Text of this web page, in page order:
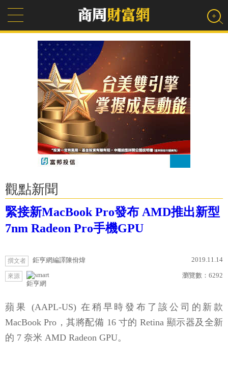
觀點新聞
緊接新MacBook Pro發布 AMD推出新型
7nm Radeon Pro手機GPU
撰文者 鉅亨網編譯陳佾煒 2019.11.14
來源
鉅亨網
瀏覽數： 6292
蘋果 (AAPL-US) 在稍早時發布了該公司的新款
MacBook Pro，其將配備 16 寸的 Retina 顯示器及全新
的 7 奈米 AMD Radeon GPU。